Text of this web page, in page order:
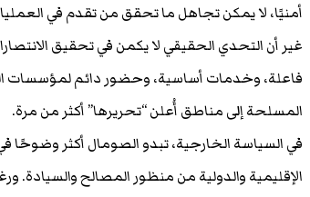
أمنيًا، لا يمكن تجاهل ما تحقق من تقدم في
غير أن التحدي الحقيقي لا يكمن في تحقيق
فاعلة، وخدمات أساسية، وحضور دائم لمؤسسات
المسلحة إلى مناطق أُعلن “تحريرها” أكثر من مرة.
في السياسة الخارجية، تبدو الصومال أكثر وضوحًا
الإقليمية والدولية من منظور المصالح والسيادة.